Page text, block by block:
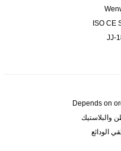
ISO CE
JJ-
Depends on
والبلاستيك